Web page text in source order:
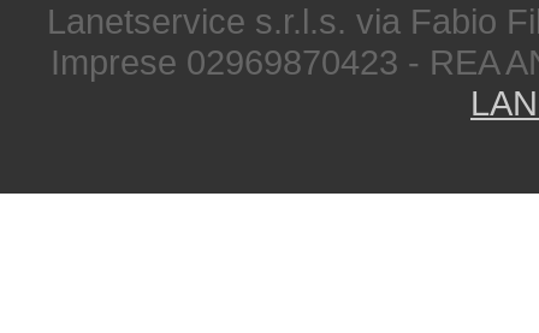
Lanetservice s.r.l.s. via Fabio
Imprese 02969870423 - REA